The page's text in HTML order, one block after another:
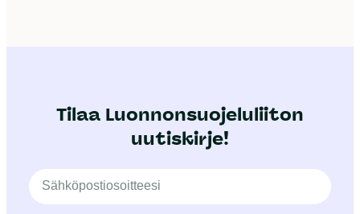
Tilaa Luonnonsuojeluliiton
uutiskirje!